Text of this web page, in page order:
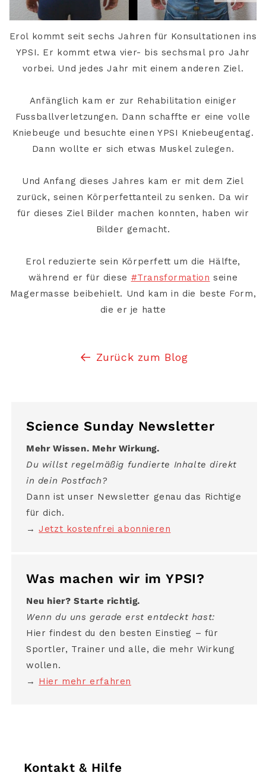
Erol kommt seit sechs Jahren für Konsultationen ins
YPSI. Er kommt etwa vier- bis sechsmal pro Jahr
vorbei. Und jedes Jahr mit einem anderen Ziel.
Anfänglich kam er zur Rehabilitation einiger
Fussballverletzungen. Dann schaffte er eine volle
Kniebeuge und besuchte einen YPSI Kniebeugentag.
Dann wollte er sich etwas Muskel zulegen.
Und Anfang dieses Jahres kam er mit dem Ziel
zurück, seinen Körperfettanteil zu senken. Da wir
für dieses Ziel Bilder machen konnten, haben wir
Bilder gemacht.
Erol reduzierte sein Körperfett um die Hälfte,
während er für diese #Transformation seine
Magermasse beibehielt. Und kam in die beste Form,
die er je hatte
Zurück zum Blog
Science Sunday Newsletter
Mehr Wissen. Mehr Wirkung.
Du willst regelmäßig fundierte Inhalte direkt
in dein Postfach?
Dann ist unser Newsletter genau das Richtige
für dich.
→Jetzt kostenfrei abonnieren
Was machen wir im YPSI?
Neu hier? Starte richtig.
Wenn du uns gerade erst entdeckt hast:
Hier findest du den besten Einstieg – für
Sportler, Trainer und alle, die mehr Wirkung
wollen.
→ Hier mehr erfahren
Kontakt & Hilfe